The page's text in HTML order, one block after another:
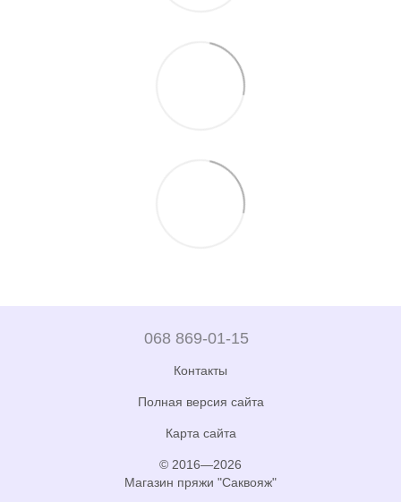
068 869-01-15
Контакты
Полная версия сайта
Карта сайта
© 2016—2026
Магазин пряжи "Саквояж"